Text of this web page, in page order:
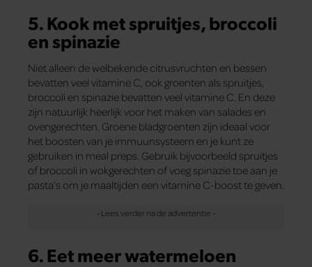
5. Kook met spruitjes, broccoli
en spinazie
Niet alleen de welbekende citrusvruchten en bessen
bevatten veel vitamine C, ook groenten als spruitjes,
broccoli en spinazie bevatten veel vitamine C. En deze
zijn natuurlijk heerlijk voor het maken van salades en
ovengerechten. Groene bladgroenten zijn ideaal voor
het boosten van je immuunsysteem en je kunt ze
gebruiken in meal preps. Gebruik bijvoorbeeld spruitjes
of broccoli in wokgerechten of voeg spinazie toe aan je
pasta’s om je maaltijden een vitamine C-boost te geven.
6. Eet meer watermeloen